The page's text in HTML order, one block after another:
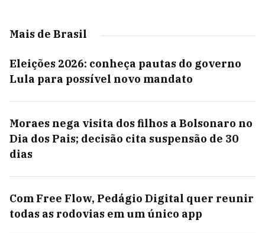
Mais de Brasil
Eleições 2026: conheça pautas do governo
Lula para possível novo mandato
Moraes nega visita dos filhos a Bolsonaro no
Dia dos Pais; decisão cita suspensão de 30
dias
Com Free Flow, Pedágio Digital quer reunir
todas as rodovias em um único app